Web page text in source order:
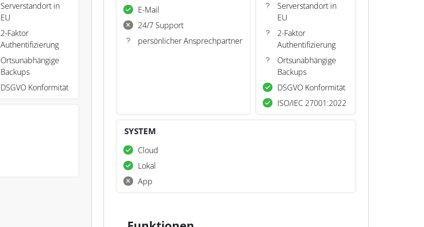
Serverstandort in
EU
2-Faktor
Authentifizierung
Ortsunabhängige
Backups
DSGVO Konformität
E-Mail
24/7 Support
persönlicher Ansprechpartner
Serverstandort in
EU
2-Faktor
Authentifizierung
Ortsunabhängige
Backups
DSGVO Konformität
ISO/IEC 27001:2022
SYSTEM
Cloud
Lokal
App